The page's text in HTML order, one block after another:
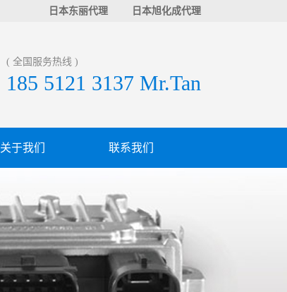
日本东丽代理 日本旭化成代理
( 全国服务热线 )
185 5121 3137 Mr.Tan
关于我们 联系我们